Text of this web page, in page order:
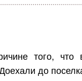
того,
до